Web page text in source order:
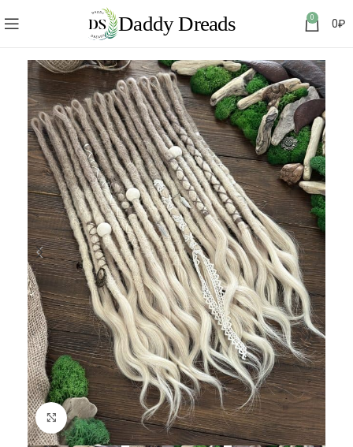
0 0₽
Увеличить